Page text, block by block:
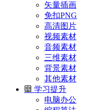
矢量插画
免扣PNG
高清图片
视频素材
音频素材
三维素材
背景素材
其他素材
学习提升
电脑办公